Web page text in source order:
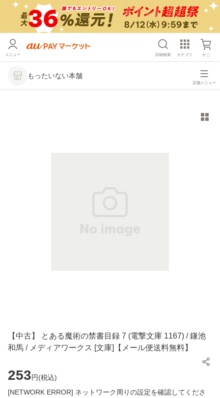
メニュー 詳細検索 カテゴリ かご
もったいない本舗
店舗メニュー
【中古】 とある魔術の禁書目録 7 (電撃文庫 1167) / 鎌池
和馬 / メディアワークス [文庫]【メール便送料無料】
253円(税込)
[NETWORK ERROR] ネットワーク周りの設定を確認してくださ